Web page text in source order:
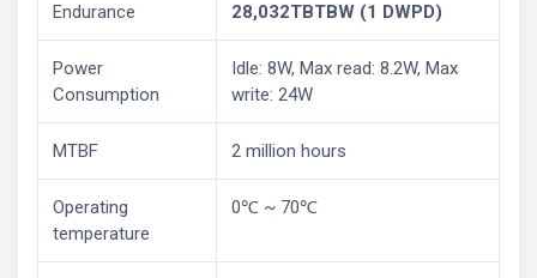
Endurance 28,032TBTBW (1 DWPD)
Power
Consumption
Idle: 8W, Max read: 8.2W, Max
write: 24W
MTBF 2 million hours
Operating
temperature
0℃ ~ 70℃